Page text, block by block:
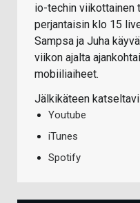
io-techin viikottainen
perjantaisin klo 15
Sampsa ja Juha
viikon ajalta
mobiiliaiheet.
Jälkikäteen
Youtube
iTunes
Spotify